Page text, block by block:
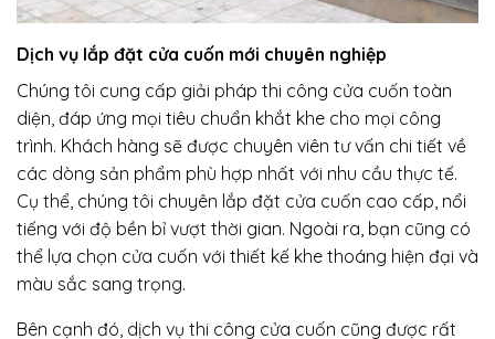
Dịch vụ lắp đặt cửa cuốn mới chuyên nghiệp
Chúng tôi cung cấp giải pháp thi công cửa cuốn toàn
diện, đáp ứng mọi tiêu chuẩn khắt khe cho mọi công
trình. Khách hàng sẽ được chuyên viên tư vấn chi tiết về
các dòng sản phẩm phù hợp nhất với nhu cầu thực tế.
Cụ thể, chúng tôi chuyên lắp đặt cửa cuốn cao cấp, nổi
tiếng với độ bền bỉ vượt thời gian. Ngoài ra, bạn cũng có
thể lựa chọn cửa cuốn với thiết kế khe thoáng hiện đại và
màu sắc sang trọng.
Bên cạnh đó, dịch vụ thi công cửa cuốn cũng được rất